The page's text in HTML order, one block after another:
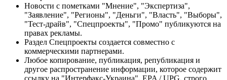
Новости с пометками "Мнение", "Экспертиза",
"Заявление", "Регионы", "Деньги", "Власть", "Выборы",
"Тест-драйв", "Спецпроекты", "Промо" публикуются на
правах рекламы.
Раздел Спецпроекты создается совместно с
коммерческими партнерами.
Любое копирование, публикация, републикация и
другое распространение информации, которое содержит
ссылку на "Интерфакс-Украина", EPA / UPG, строго